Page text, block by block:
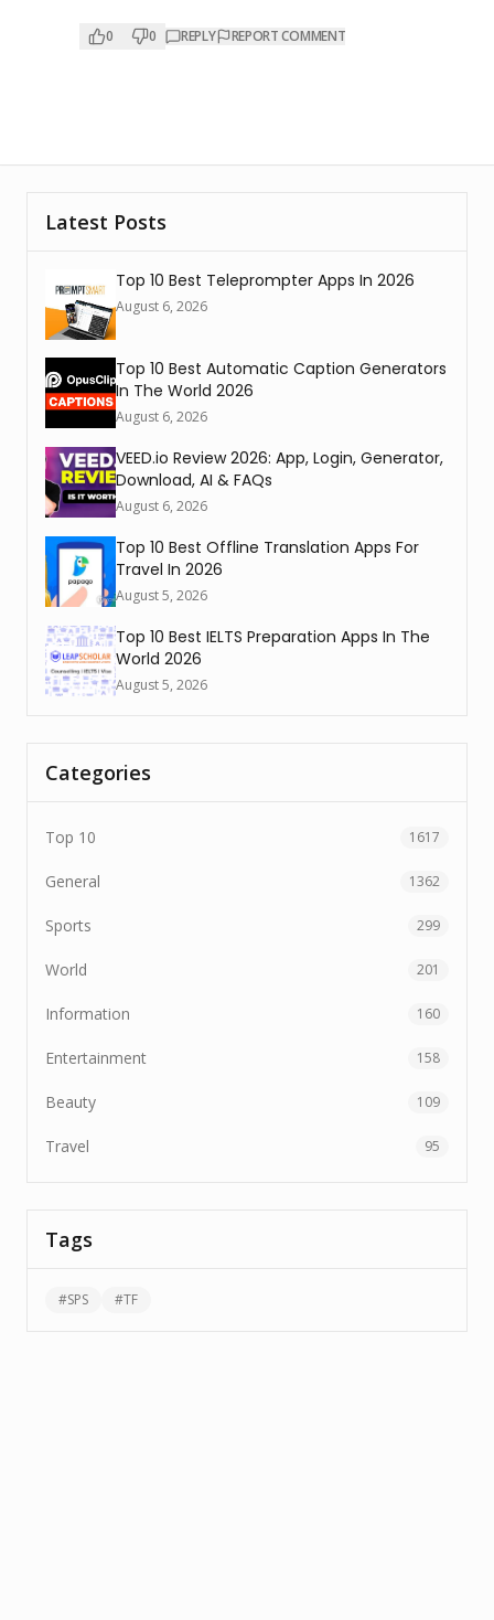
0 0 REPLY REPORT COMMENT
Latest Posts
Top 10 Best Teleprompter Apps In 2026
August 6, 2026
Top 10 Best Automatic Caption Generators
In The World 2026
August 6, 2026
VEED.io Review 2026: App, Login, Generator,
Download, AI & FAQs
August 6, 2026
Top 10 Best Offline Translation Apps For
Travel In 2026
August 5, 2026
Top 10 Best IELTS Preparation Apps In The
World 2026
August 5, 2026
Categories
Top 10 1617
General 1362
Sports 299
World 201
Information 160
Entertainment 158
Beauty 109
Travel 95
Tags
#SPS #TF